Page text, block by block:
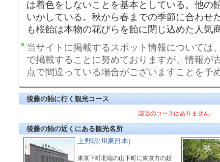
は着色をしないことを基本としている。他の
いかしている。秋から春までの季節に合わせ
も桜飴は本物の花びらを飴に閉じ込めた人気
当サイトに掲載するスポット情報については
で掲載することに努めておりますが、情報が
点で間違っている場合がございますことを予
後藤の飴に行く観光コース
該当のコースはありません。
後藤の飴の近くにある観光名所
上野駅(JR東日本)
東京下町北端の山下町に東京方の起